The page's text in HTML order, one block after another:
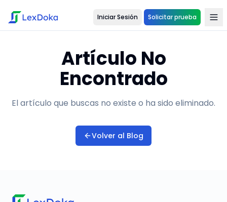
Iniciar Sesión Solicitar prueba
Artículo No
Encontrado
El artículo que buscas no existe o ha sido eliminado.
Volver al Blog